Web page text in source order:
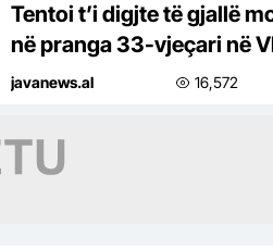
Tentoi t’i digjte të gjallë
në pranga 33-vjeçari në
javanews.al 16,572